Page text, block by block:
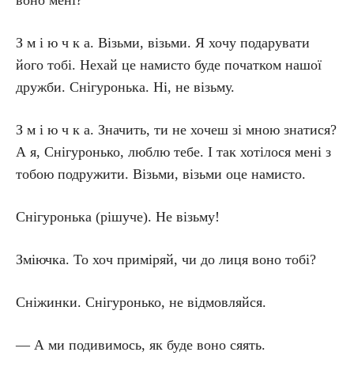
З м і ю ч к а. Візьми, візьми. Я хочу подарувати
його тобі. Нехай це намисто буде початком нашої
дружби. Снігуронька. Ні, не візьму.
З м і ю ч к а. Значить, ти не хочеш зі мною знатися?
А я, Снігуронько, люблю тебе. І так хотілося мені з
тобою подружити. Візьми, візьми оце намисто.
Снігуронька (рішуче). Не візьму!
Зміючка. То хоч приміряй, чи до лиця воно тобі?
Сніжинки. Снігуронько, не відмовляйся.
— А ми подивимось, як буде воно сяять.